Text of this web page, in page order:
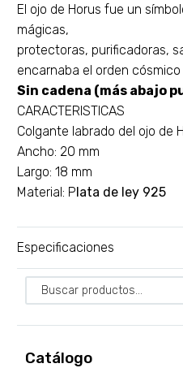
Catálogo
El ojo de Horus fue un
mágicas,
protectoras, purificadoras,
encarnaba el orden cósmico
Sin cadena (más abajo
CARACTERISTICAS
Colgante labrado del ojo de
Ancho: 20 mm
Largo: 18 mm
Material: Plata de ley 925
Especificaciones